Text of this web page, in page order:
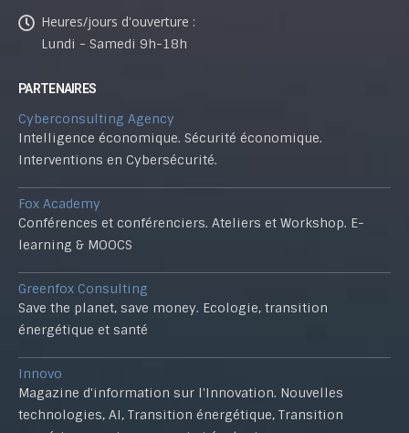
Heures/jours d'ouverture :
Lundi - Samedi 9h-18h
PARTENAIRES
Cyberconsulting Agency
Intelligence économique. Sécurité économique.
Interventions en Cybersécurité.
Fox Academy
Conférences et conférenciers. Ateliers et Workshop. E-
learning & MOOCS
Greenfox Consulting
Save the planet, save money. Ecologie, transition
énergétique et santé
Innovo
Magazine d'information sur l'Innovation. Nouvelles
technologies, AI, Transition énergétique, Transition